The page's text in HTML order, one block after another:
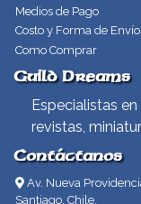
Medios de Pago
Costo y Forma de
Como Comprar
Guild Dreams
Especialistas
revistas,
Contáctanos
Av. Nueva
Santiago, Chile.